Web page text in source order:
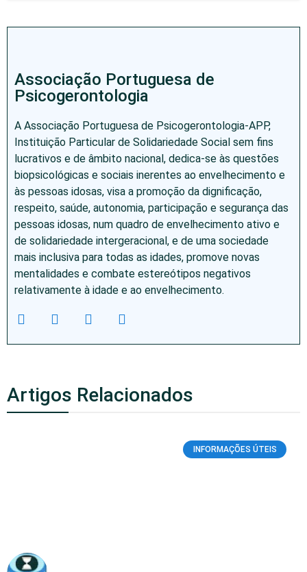
Associação Portuguesa de
Psicogerontologia
A Associação Portuguesa de Psicogerontologia-APP,
Instituição Particular de Solidariedade Social sem fins
lucrativos e de âmbito nacional, dedica-se às questões
biopsicológicas e sociais inerentes ao envelhecimento e
às pessoas idosas, visa a promoção da dignificação,
respeito, saúde, autonomia, participação e segurança das
pessoas idosas, num quadro de envelhecimento ativo e
de solidariedade intergeracional, e de uma sociedade
mais inclusiva para todas as idades, promove novas
mentalidades e combate estereótipos negativos
relativamente à idade e ao envelhecimento.
Artigos Relacionados
INFORMAÇÕES ÚTEIS